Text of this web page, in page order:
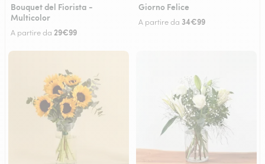
Bouquet del Fiorista -
Multicolor
A partire da 29€99
Giorno Felice
A partire da 34€99